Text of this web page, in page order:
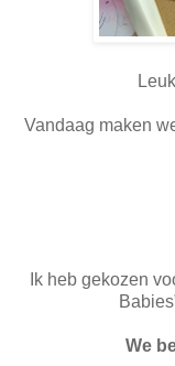
Vandaag maken
Ik heb gekozen
We